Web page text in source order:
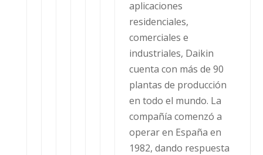
aplicaciones
residenciales,
comerciales e
industriales, Daikin
cuenta con más de 90
plantas de producción
en todo el mundo. La
compañía comenzó a
operar en España en
1982, dando respuesta